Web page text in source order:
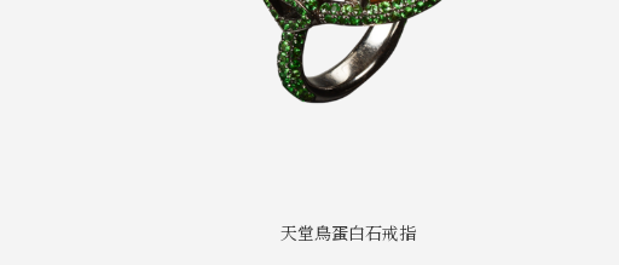
天堂鳥蛋白石戒指